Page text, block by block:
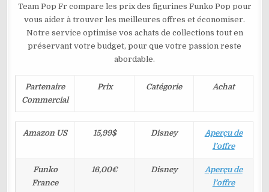
Team Pop Fr compare les prix des figurines Funko Pop pour
vous aider à trouver les meilleures offres et économiser.
Notre service optimise vos achats de collections tout en
préservant votre budget, pour que votre passion reste
abordable.
Partenaire
Commercial
Prix Catégorie Achat
Amazon US 15,99$ Disney
Aperçu de
l’offre
Funko
France
16,00€ Disney
Aperçu de
l’offre